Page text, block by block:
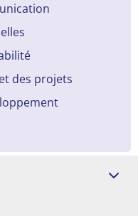
des projets